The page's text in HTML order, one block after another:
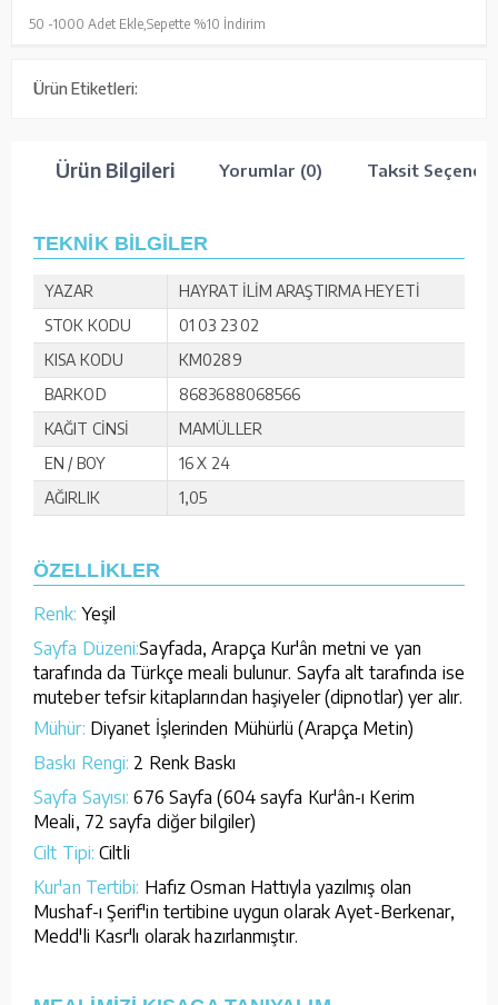
50 -1000 Adet Ekle, Sepette %10 İndirim
Ürün Etiketleri:
Ürün Bilgileri Yorumlar (0) Taksit
TEKNİK BİLGİLER
YAZAR
HAYRAT İLİM ARAŞTIRMA HEYETİ
STOK KODU
01 03 23 02
KISA KODU
KM0289
BARKOD
8683688068566
KAĞIT CİNSİ
MAMÜLLER
EN / BOY
16 X 24
AĞIRLIK
1,05
ÖZELLİKLER
Renk: Yeşil
Sayfa Düzeni:Sayfada, Arapça Kur'ân metni ve yan
tarafında da Türkçe meali bulunur. Sayfa alt tarafında ise
muteber tefsir kitaplarından haşiyeler (dipnotlar) yer alır.
Mühür: Diyanet İşlerinden Mühürlü (Arapça Metin)
Baskı Rengi: 2 Renk Baskı
Sayfa Sayısı: 676 Sayfa (604 sayfa Kur'ân-ı Kerim
Meali, 72 sayfa diğer bilgiler)
Cilt Tipi: Ciltli
Kur'an Tertibi: Hafız Osman Hattıyla yazılmış olan
Mushaf-ı Şerif'in tertibine uygun olarak Ayet-Berkenar,
Medd'li Kasr'lı olarak hazırlanmıştır.